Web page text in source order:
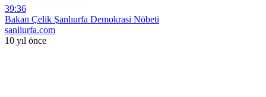
39:36
Bakan Çelik Şanlıurfa Demokrasi Nöbeti
sanliurfa.com
10 yıl önce